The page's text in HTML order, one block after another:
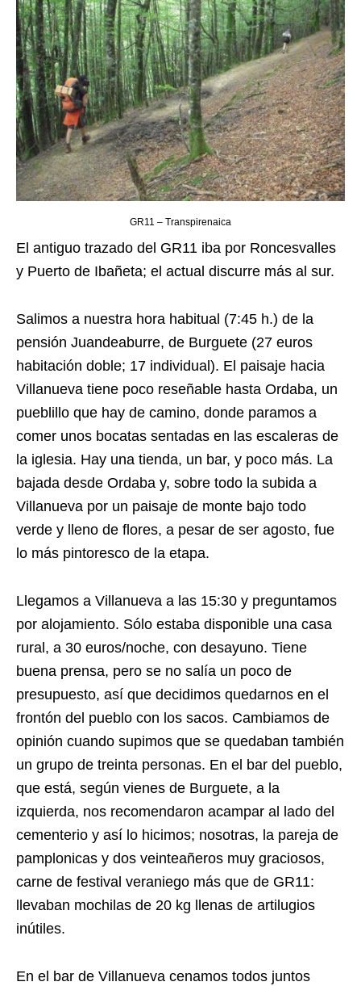
GR11 – Transpirenaica
El antiguo trazado del GR11 iba por Roncesvalles
y Puerto de Ibañeta; el actual discurre más al sur.
Salimos a nuestra hora habitual (7:45 h.) de la
pensión Juandeaburre, de Burguete (27 euros
habitación doble; 17 individual). El paisaje hacia
Villanueva tiene poco reseñable hasta Ordaba, un
pueblillo que hay de camino, donde paramos a
comer unos bocatas sentadas en las escaleras de
la iglesia. Hay una tienda, un bar, y poco más. La
bajada desde Ordaba y, sobre todo la subida a
Villanueva por un paisaje de monte bajo todo
verde y lleno de flores, a pesar de ser agosto, fue
lo más pintoresco de la etapa.
Llegamos a Villanueva a las 15:30 y preguntamos
por alojamiento. Sólo estaba disponible una casa
rural, a 30 euros/noche, con desayuno. Tiene
buena prensa, pero se no salía un poco de
presupuesto, así que decidimos quedarnos en el
frontón del pueblo con los sacos. Cambiamos de
opinión cuando supimos que se quedaban también
un grupo de treinta personas. En el bar del pueblo,
que está, según vienes de Burguete, a la
izquierda, nos recomendaron acampar al lado del
cementerio y así lo hicimos; nosotras, la pareja de
pamplonicas y dos veinteañeros muy graciosos,
carne de festival veraniego más que de GR11:
llevaban mochilas de 20 kg llenas de artilugios
inútiles.
En el bar de Villanueva cenamos todos juntos